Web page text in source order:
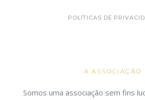
POLÍTICAS DE
A ASSOCIAÇÃO
Somos uma associação sem fins